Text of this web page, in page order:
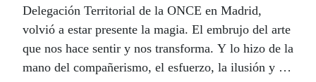
Delegación Territorial de la ONCE en Madrid,
volvió a estar presente la magia. El embrujo del arte
que nos hace sentir y nos transforma. Y lo hizo de la
mano del compañerismo, el esfuerzo, la ilusión y la